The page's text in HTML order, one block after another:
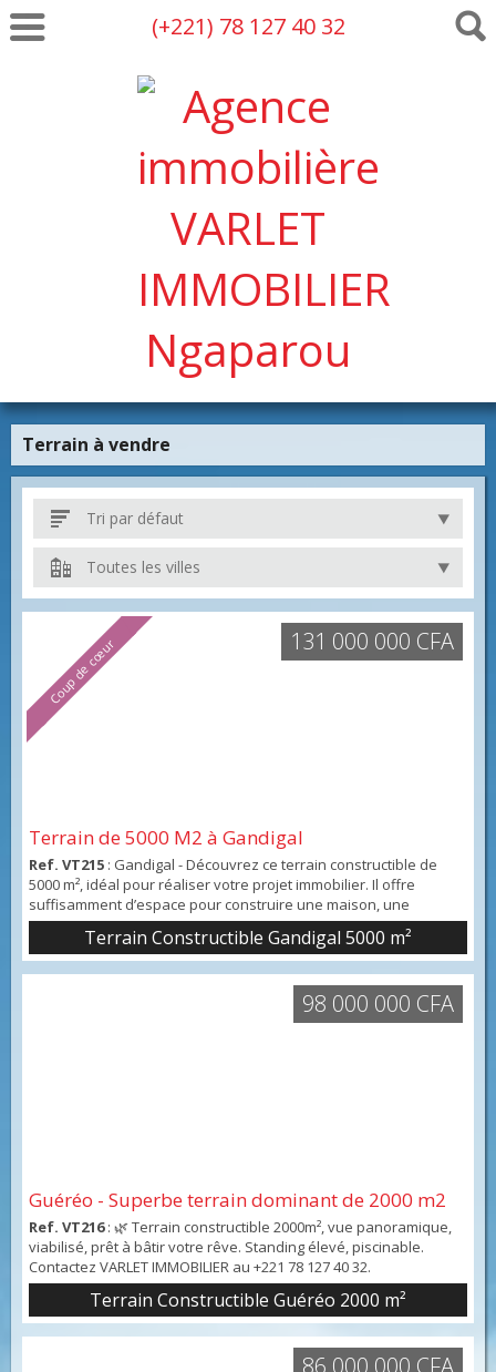
(+221) 78 127 40 32
Terrain à vendre
Tri par défaut
Toutes les villes
Coup de cœur
Terrain de 5000 M2 à Gandigal
Ref. VT215 : Gandigal - Découvrez ce terrain constructible de
5000 m², idéal pour réaliser votre projet immobilier. Il offre
suffisamment d’espace pour construire une maison, une
résidence ou même un petit projet immobilier. Situé dans un
environnement calme et naturel, ce terrain permet de profiter
d’un cadre de vie agréable tout en restant proche des
commodités. Il peut également être divisé en plu...
Terrain Constructible Gandigal 5000 m²
131 000 000 CFA
Guéréo - Superbe terrain dominant de 2000 m2
Ref. VT216: 🌿 Terrain constructible 2000m², vue panoramique,
viabilisé, prêt à bâtir votre rêve. Standing élevé, piscinable.
Contactez VARLET IMMOBILIER au +221 78 127 40 32.
Terrain Constructible Guéréo 2000 m²
98 000 000 CFA
86 000 000 CFA